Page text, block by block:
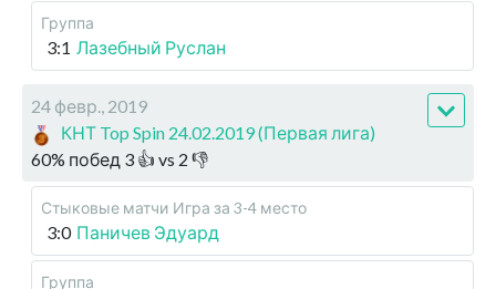
Группа
3:1 Лазебный Руслан
24 февр., 2019
КНТ Top Spin 24.02.2019 (Первая лига)
60% побед 3 👍 vs 2 👎
Стыковые матчи Игра за 3-4 место
3:0 Паничев Эдуард
Группа